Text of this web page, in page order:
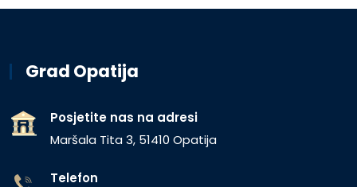
Grad Opatija
Posjetite nas na adresi
Maršala Tita 3, 51410 Opatija
Telefon